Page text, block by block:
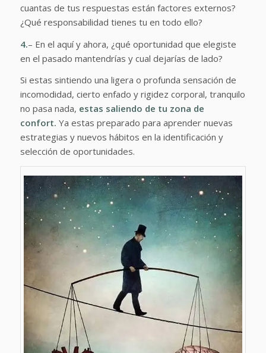
cuantas de tus respuestas están factores externos?
¿Qué responsabilidad tienes tu en todo ello?
4.– En el aquí y ahora, ¿qué oportunidad que elegiste
en el pasado mantendrías y cual dejarías de lado?
Si estas sintiendo una ligera o profunda sensación de
incomodidad, cierto enfado y rigidez corporal, tranquilo
no pasa nada, estas saliendo de tu zona de
confort. Ya estas preparado para aprender nuevas
estrategias y nuevos hábitos en la identificación y
selección de oportunidades.